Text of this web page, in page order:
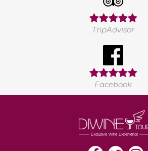
TripAdvisor
Facebook